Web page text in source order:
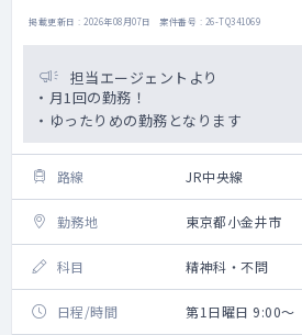
掲載更新日 : 2026年08月07日 案件番号 : 26-TQ341069
担当エージェントより
・月1回の勤務！
・ゆったりめの勤務となります
路線 JR中央線
勤務地 東京都小金井市
科目 精神科・不問
日程/時間 第1日曜日 9:00～